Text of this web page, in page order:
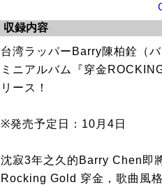
収録内容
台湾ラッパーBarry陳柏銓（
ミニアルバム『穿金
リース！
※発売予定日：10月4日
沈寂3年之久的Barry Chen即
Rocking Gold 穿金，歌曲風